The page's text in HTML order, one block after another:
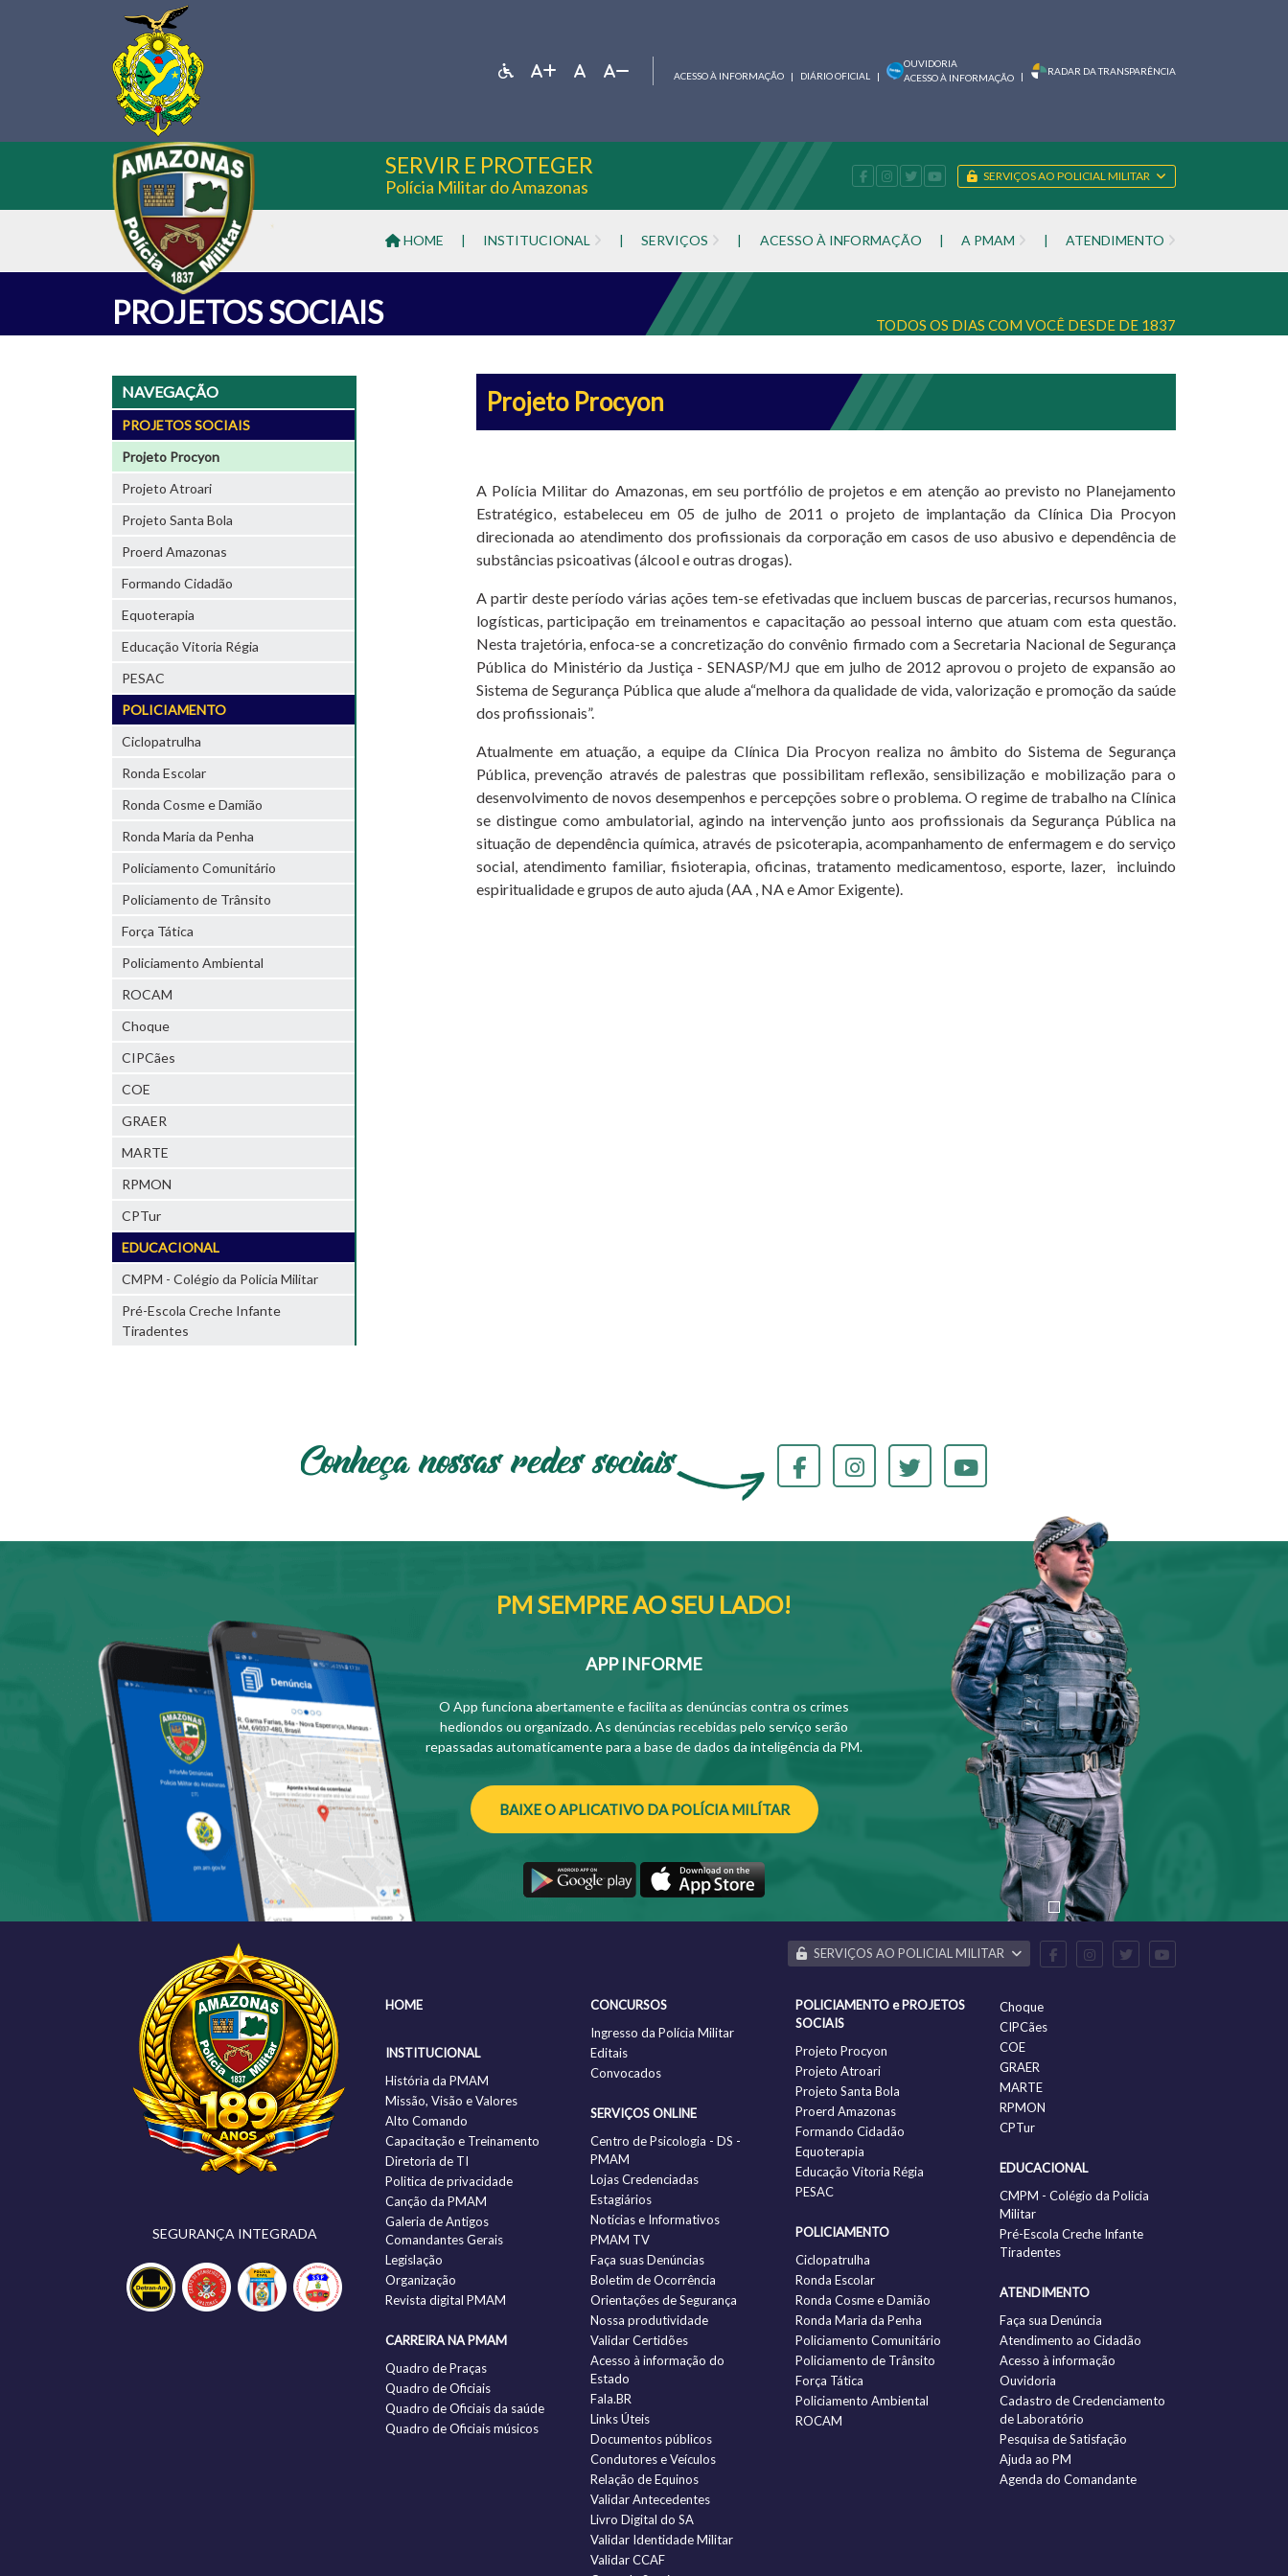
ACESSO À INFORMAÇÃO | DIÁRIO OFICIAL |
OUVIDORIA
ACESSO À INFORMAÇÃO
| RADAR DA TRANSPARÊNCIA
SERVIR E PROTEGER
Polícia Militar do Amazonas
SERVIÇOS AO POLICIAL MILITAR
HOME | INSTITUCIONAL | SERVIÇOS | ACESSO À INFORMAÇÃO | A PMAM | ATENDIMENTO
PROJETOS SOCIAIS TODOS OS DIAS COM VOCÊ DESDE DE 1837
NAVEGAÇÃO
PROJETOS SOCIAIS
Projeto Procyon
Projeto Atroari
Projeto Santa Bola
Proerd Amazonas
Formando Cidadão
Equoterapia
Educação Vitoria Régia
PESAC
POLICIAMENTO
Ciclopatrulha
Ronda Escolar
Ronda Cosme e Damião
Ronda Maria da Penha
Policiamento Comunitário
Policiamento de Trânsito
Força Tática
Policiamento Ambiental
ROCAM
Choque
CIPCães
COE
GRAER
MARTE
RPMON
CPTur
EDUCACIONAL
CMPM - Colégio da Policia Militar
Pré-Escola Creche Infante
Tiradentes
Projeto Procyon
A Polícia Militar do Amazonas, em seu portfólio de projetos e em atenção ao previsto no Planejamento
Estratégico, estabeleceu em 05 de julho de 2011 o projeto de implantação da Clínica Dia Procyon
direcionada ao atendimento dos profissionais da corporação em casos de uso abusivo e dependência de
substâncias psicoativas (álcool e outras drogas).
A partir deste período várias ações tem-se efetivadas que incluem buscas de parcerias, recursos humanos,
logísticas, participação em treinamentos e capacitação ao pessoal interno que atuam com esta questão.
Nesta trajetória, enfoca-se a concretização do convênio firmado com a Secretaria Nacional de Segurança
Pública do Ministério da Justiça - SENASP/MJ que em julho de 2012 aprovou o projeto de expansão ao
Sistema de Segurança Pública que alude a“melhora da qualidade de vida, valorização e promoção da saúde
dos profissionais”.
Atualmente em atuação, a equipe da Clínica Dia Procyon realiza no âmbito do Sistema de Segurança
Pública, prevenção através de palestras que possibilitam reflexão, sensibilização e mobilização para o
desenvolvimento de novos desempenhos e percepções sobre o problema. O regime de trabalho na Clínica
se distingue como ambulatorial, agindo na intervenção junto aos profissionais da Segurança Pública na
situação de dependência química, através de psicoterapia, acompanhamento de enfermagem e do serviço
social, atendimento familiar, fisioterapia, oficinas, tratamento medicamentoso, esporte, lazer, incluindo
espiritualidade e grupos de auto ajuda (AA , NA e Amor Exigente).
PM SEMPRE AO SEU LADO!
APP INFORME
O App funciona abertamente e facilita as denúncias contra os crimes
hediondos ou organizado. As denúncias recebidas pelo serviço serão
repassadas automaticamente para a base de dados da inteligência da PM.
BAIXE O APLICATIVO DA POLÍCIA MILÍTAR
SEGURANÇA INTEGRADA
SERVIÇOS AO POLICIAL MILITAR
HOME
INSTITUCIONAL
História da PMAM
Missão, Visão e Valores
Alto Comando
Capacitação e Treinamento
Diretoria de TI
Politica de privacidade
Canção da PMAM
Galeria de Antigos
Comandantes Gerais
Legislação
Organização
Revista digital PMAM
CARREIRA NA PMAM
Quadro de Praças
Quadro de Oficiais
Quadro de Oficiais da saúde
Quadro de Oficiais músicos
CONCURSOS
Ingresso da Polícia Militar
Editais
Convocados
SERVIÇOS ONLINE
Centro de Psicologia - DS -
PMAM
Lojas Credenciadas
Estagiários
Notícias e Informativos
PMAM TV
Faça suas Denúncias
Boletim de Ocorrência
Orientações de Segurança
Nossa produtividade
Validar Certidões
Acesso à informação do
Estado
Fala.BR
Links Úteis
Documentos públicos
Condutores e Veículos
Relação de Equinos
Validar Antecedentes
Livro Digital do SA
Validar Identidade Militar
Validar CCAF
POLICIAMENTO e PROJETOS
SOCIAIS
Projeto Procyon
Projeto Atroari
Projeto Santa Bola
Proerd Amazonas
Formando Cidadão
Equoterapia
Educação Vitoria Régia
PESAC
POLICIAMENTO
Ciclopatrulha
Ronda Escolar
Ronda Cosme e Damião
Ronda Maria da Penha
Policiamento Comunitário
Policiamento de Trânsito
Força Tática
Policiamento Ambiental
ROCAM
Choque
CIPCães
COE
GRAER
MARTE
RPMON
CPTur
EDUCACIONAL
CMPM - Colégio da Policia
Militar
Pré-Escola Creche Infante
Tiradentes
ATENDIMENTO
Faça sua Denúncia
Atendimento ao Cidadão
Acesso à informação
Ouvidoria
Cadastro de Credenciamento
de Laboratório
Pesquisa de Satisfação
Ajuda ao PM
Agenda do Comandante